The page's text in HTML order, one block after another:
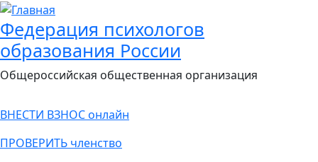
Федерация психологов
образования России
Общероссийская общественная организация
ВНЕСТИ ВЗНОС онлайн
ПРОВЕРИТЬ членство